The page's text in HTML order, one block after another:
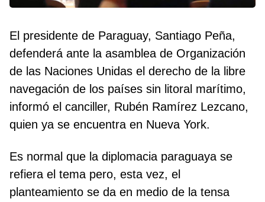
El presidente de Paraguay, Santiago Peña,
defenderá ante la asamblea de Organización
de las Naciones Unidas el derecho de la libre
navegación de los países sin litoral marítimo,
informó el canciller, Rubén Ramírez Lezcano,
quien ya se encuentra en Nueva York.
Es normal que la diplomacia paraguaya se
refiera el tema pero, esta vez, el
planteamiento se da en medio de la tensa